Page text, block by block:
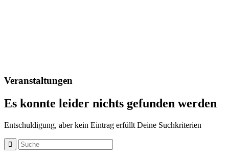
Veranstaltungen
Es konnte leider nichts gefunden werden
Entschuldigung, aber kein Eintrag erfüllt Deine Suchkriterien